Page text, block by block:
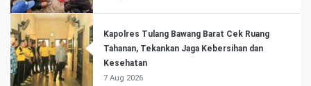
Kapolres Tulang Bawang Barat Cek Ruang
Tahanan, Tekankan Jaga Kebersihan dan
Kesehatan
7 Aug 2026